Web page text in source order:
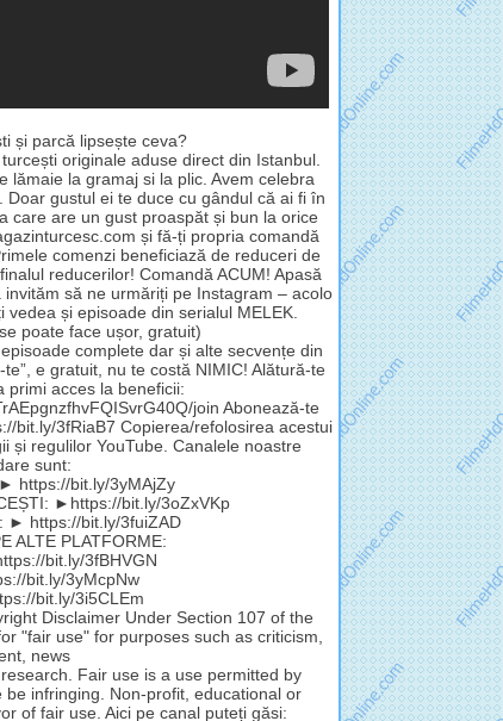
și parcă lipsește ceva?
originale aduse direct din Istanbul.
lămaie la gramaj si la plic. Avem celebra
gustul ei te duce cu gândul că ai fi în
care are un gust proaspăt și bun la orice
și fă-ți propria comandă
comenzi beneficiază de reduceri de
reducerilor! Comandă ACUM! Apasă
să ne urmăriți pe Instagram – acolo
și episoade din serialul MELEK.
poate face ușor, gratuit)
complete dar și alte secvențe din
e gratuit, nu te costă NIMIC! Alătură-te
primi acces la beneficii:
join Abonează-te
bit.ly/3fRiaB7 Copierea/refolosirea acestui
și regulilor YouTube. Canalele noastre
sunt:
https://bit.ly/3yMAjZy
►https://bit.ly/3oZxVKp
► https://bit.ly/3fuiZAD
ALTE PLATFORME:
bit.ly/3fBHVGN
bit.ly/3yMcpNw
bit.ly/3i5CLEm
Disclaimer Under Section 107 of the
"fair use" for purposes such as criticism,
news
Fair use is a use permitted by
infringing. Non-profit, educational or
of fair use. Aici pe canal puteți găsi: